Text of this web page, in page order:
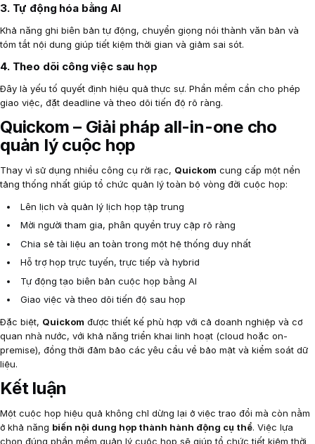
3. Tự động hóa bằng AI
Khả năng ghi biên bản tự động, chuyển giọng nói thành văn bản và
tóm tắt nội dung giúp tiết kiệm thời gian và giảm sai sót.
4. Theo dõi công việc sau họp
Đây là yếu tố quyết định hiệu quả thực sự. Phần mềm cần cho phép
giao việc, đặt deadline và theo dõi tiến độ rõ ràng.
Quickom – Giải pháp all-in-one cho
quản lý cuộc họp
Thay vì sử dụng nhiều công cụ rời rạc, Quickom cung cấp một nền
tảng thống nhất giúp tổ chức quản lý toàn bộ vòng đời cuộc họp:
Lên lịch và quản lý lịch họp tập trung
Mời người tham gia, phân quyền truy cập rõ ràng
Chia sẻ tài liệu an toàn trong một hệ thống duy nhất
Hỗ trợ họp trực tuyến, trực tiếp và hybrid
Tự động tạo biên bản cuộc họp bằng AI
Giao việc và theo dõi tiến độ sau họp
Đặc biệt, Quickom được thiết kế phù hợp với cả doanh nghiệp và cơ
quan nhà nước, với khả năng triển khai linh hoạt (cloud hoặc on-
premise), đồng thời đảm bảo các yêu cầu về bảo mật và kiểm soát dữ
liệu.
Kết luận
Một cuộc họp hiệu quả không chỉ dừng lại ở việc trao đổi mà còn nằm
ở khả năng biến nội dung họp thành hành động cụ thể. Việc lựa
chọn đúng phần mềm quản lý cuộc họp sẽ giúp tổ chức tiết kiệm thời